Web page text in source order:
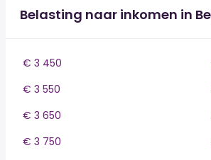
Belasting naar inkomen in
€ 3 450
€ 3 550
€ 3 650
€ 3 750